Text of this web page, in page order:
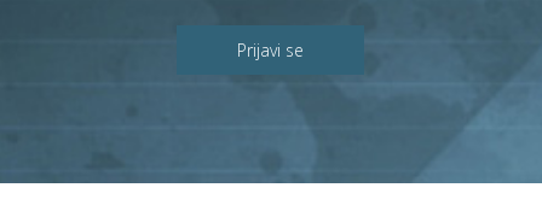
Prijavi se